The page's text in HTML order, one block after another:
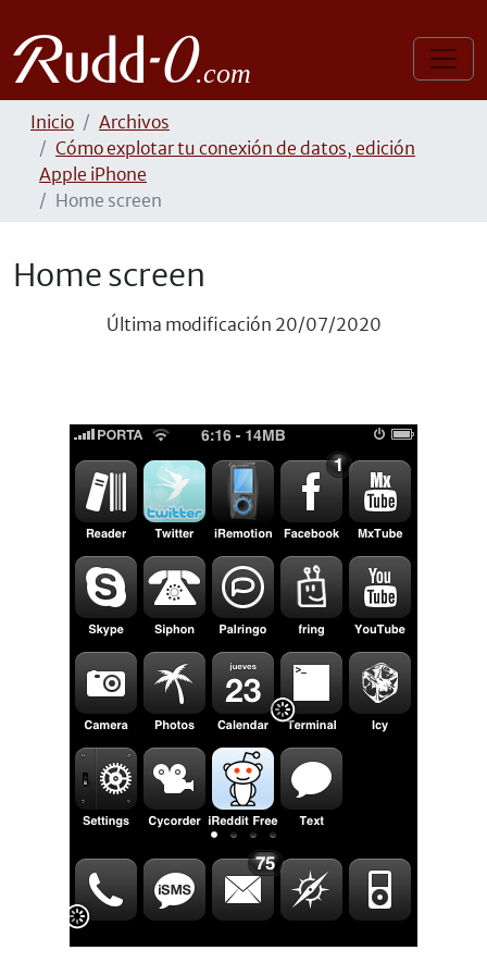
Inicio
Archivos
Cómo explotar tu conexión de datos, edición
Apple iPhone
Home screen
Home screen
Última modificación 20/07/2020